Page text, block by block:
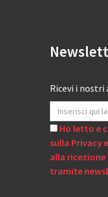
Ricevi i
Ho letto e
sulla Privacy
alla
tramite